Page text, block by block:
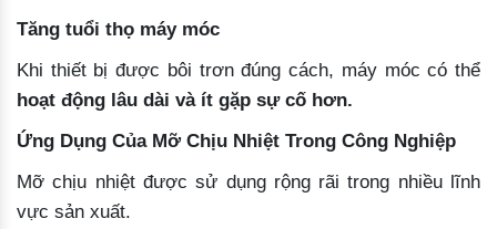
Tăng tuổi thọ máy móc
Khi thiết bị được bôi trơn đúng cách, máy móc có thể
hoạt động lâu dài và ít gặp sự cố hơn.
Ứng Dụng Của Mỡ Chịu Nhiệt Trong Công Nghiệp
Mỡ chịu nhiệt được sử dụng rộng rãi trong nhiều lĩnh
vực sản xuất.